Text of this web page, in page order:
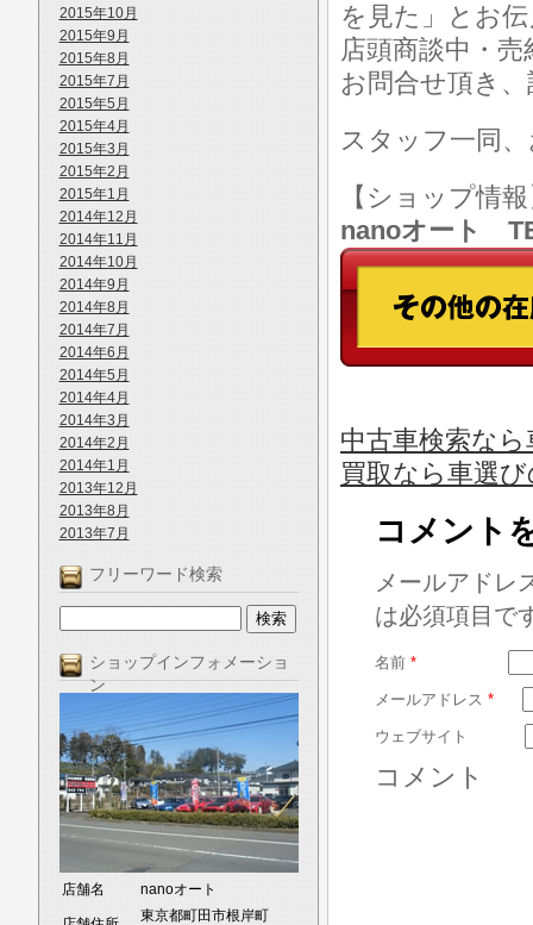
2015年10月
2015年9月
2015年8月
2015年7月
2015年5月
2015年4月
2015年3月
2015年2月
2015年1月
2014年12月
2014年11月
2014年10月
2014年9月
2014年8月
2014年7月
2014年6月
2014年5月
2014年4月
2014年3月
2014年2月
2014年1月
2013年12月
2013年8月
2013年7月
フリーワード検索
ショップインフォメーショ
ン
店舗名 nanoオート
東京都町田市根岸町
を見た」とお
店頭商談中・
お問合せ頂き
スタッフ一同
【ショップ情
nanoオート
中古車検索な
買取なら車選
コメント
メールアドレ
は必須項目で
名前 *
メールアドレス *
ウェブサイト
コメント